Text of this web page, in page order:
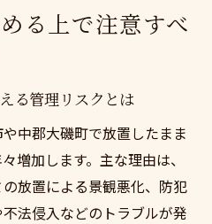
る上で注意すべ
る管理リスクとは
中郡大磯町で放置したまま
増加します。主な理由は、
放置による景観悪化、防犯
法侵入などのトラブルが発